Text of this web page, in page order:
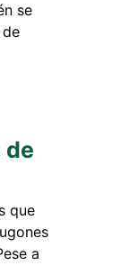
se
de
que
a